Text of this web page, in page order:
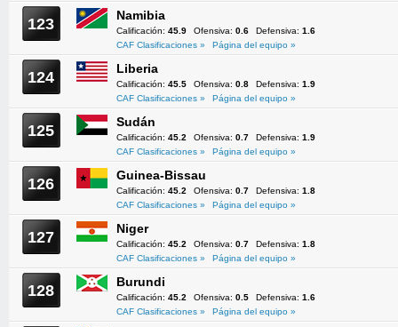
123 Namibia
Calificación: 45.9 Ofensiva: 0.6 Defensiva: 1.6
CAF Clasificaciones »
Página del equipo »
124 Liberia
Calificación: 45.5 Ofensiva: 0.8 Defensiva: 1.9
CAF Clasificaciones »
Página del equipo »
125 Sudán
Calificación: 45.2 Ofensiva: 0.7 Defensiva: 1.9
CAF Clasificaciones »
Página del equipo »
126 Guinea-Bissau
Calificación: 45.2 Ofensiva: 0.7 Defensiva: 1.8
CAF Clasificaciones »
Página del equipo »
127 Niger
Calificación: 45.2 Ofensiva: 0.7 Defensiva: 1.8
CAF Clasificaciones »
Página del equipo »
128 Burundi
Calificación: 45.2 Ofensiva: 0.5 Defensiva: 1.6
CAF Clasificaciones »
Página del equipo »